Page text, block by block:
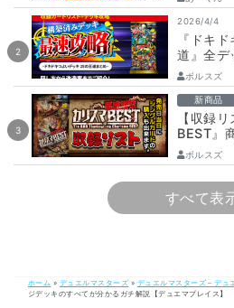
2026/4/4
『ドキ
道』全デ
【DM26-
ボルスズ
新商品
【収録
BEST』
ボルスズ
すべて表
ホーム » デュエルマスターズ » デュエルマスターズ – デュ
ジデッキのすべてが分かるガチ解説【デュエマプレイス】